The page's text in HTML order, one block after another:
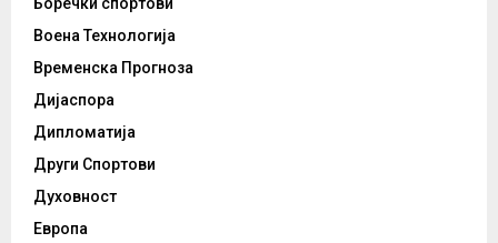
Воена Технологија
Временска Прогноза
Дијаспора
Дипломатија
Други Спортови
Духовност
Европа